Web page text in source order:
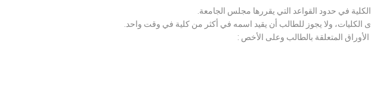
في حدود القواعد التي يقررها مجلس الجامعة.
الكليات، ولا يجوز للطالب أن يقيد اسمه في أكثر من كلية في وقت واحد.
المتعلقة بالطالب وعلى الأخص :